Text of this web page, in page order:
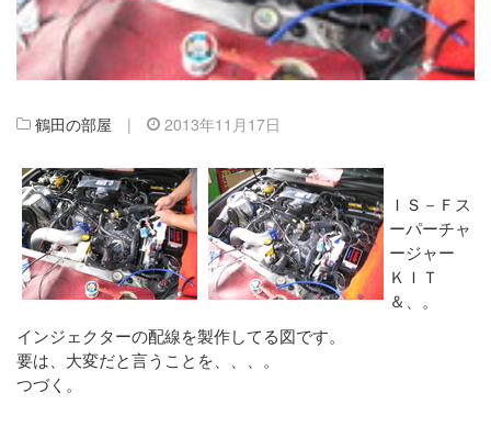
鶴田の部屋 | 2013年11月17日
ＩＳ－Ｆス
ーパーチャ
ージャー
ＫＩＴ
＆、。
インジェクターの配線を製作してる図です。
要は、大変だと言うことを、、、。
つづく。